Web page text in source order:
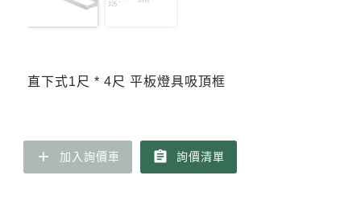
直下式1尺 * 4尺 平板燈具吸頂框
add 加入詢價車 assignment 詢價清單